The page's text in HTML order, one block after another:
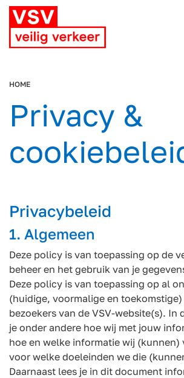
HOME
Privacy &
Privacybeleid
1. Algemeen
Deze policy is van toepassing op de
beheer en het gebruik van je
Deze policy is van toepassing op al
(huidige, voormalige en
bezoekers van de VSV-website(s). In
je onder andere hoe wij met jouw
hoe en welke informatie wij (kunnen)
voor welke doeleinden we die
Daarnaast lees je in dit document